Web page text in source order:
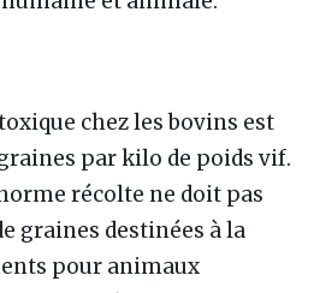
chez les bovins est
par kilo de poids vif.
récolte ne doit pas
graines destinées à la
pour animaux